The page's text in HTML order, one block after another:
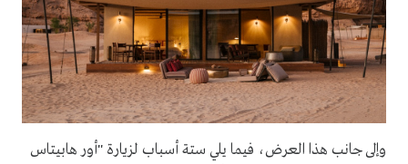
وإلى جانب هذا العرض، فيما يلي ستة أسباب لزيارة "أور هابيتاس